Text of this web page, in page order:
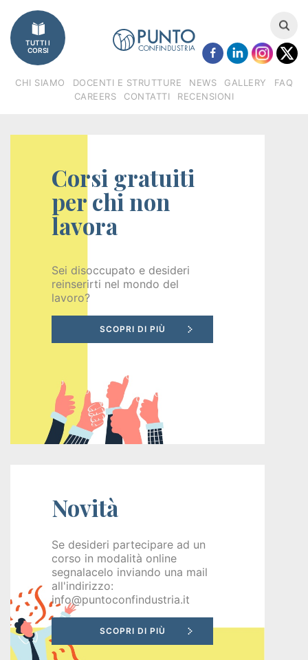
Imprese
Catalogo
corsi
Veneto
(FSE)
Fondimpresa
Fondirigenti
Apprendistato
Recruiting
Unimpiego
Tirocini
finanziati
Persona
Corsi
gratuiti
per
disoccupati
Programma
TUTTI I
CORSI
CHI SIAMO DOCENTI E STRUTTURE NEWS GALLERY
FAQ
CAREERS
CONTATTI RECENSIONI
Corsi gratuiti
per chi non
lavora
Sei disoccupato e desideri
reinserirti nel mondo del
lavoro?
Novità
Se desideri partecipare ad un
corso in modalità online
segnalacelo inviando una mail
all'indirizzo:
info@puntoconfindustria.it